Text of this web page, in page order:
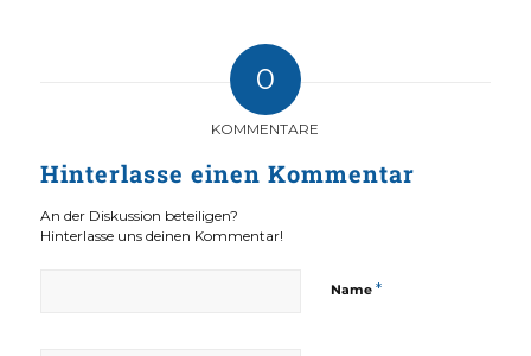
0
KOMMENTARE
Hinterlasse einen Kommentar
An der Diskussion beteiligen?
Hinterlasse uns deinen Kommentar!
Name *